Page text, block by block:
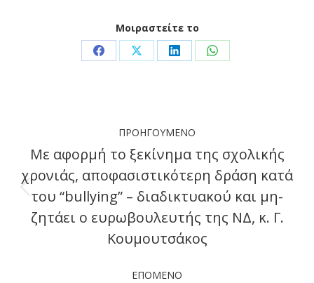
Μοιραστείτε το
Share Share Share Share
navigation
ΠΡΟΗΓΟΎΜΕΝΟ
Previous
post:
Με αφορμή το ξεκίνημα της σχολικής
χρονιάς, αποφασιστικότερη δράση κατά
του “bullying” – διαδικτυακού και μη-
ζητάει ο ευρωβουλευτής της ΝΔ, κ. Γ.
Κουμουτσάκος
ΕΠΌΜΕΝΟ